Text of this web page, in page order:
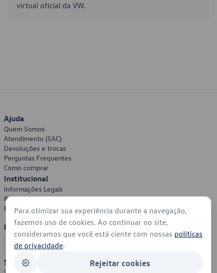
virtual oficial da VW.
Ajuda
Quem Somos
Atendimento (SAC)
Devoluções e trocas
Perguntas Frequentes
Como comprar
Institucional
Informações Legais
Política de Privacidade
Política de Cookies
Formas de Pagamento
Segurança
Para otimizar sua experiência durante a navegação,
fazemos uso de cookies. Ao continuar no site,
consideramos que você está ciente com nossas políticas
de privacidade.
Rejeitar cookies